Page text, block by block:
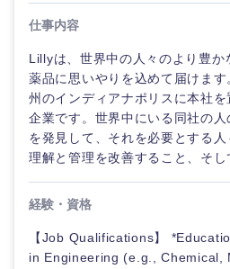
仕事内容
Lillyは、世界中の人々のより豊
薬品に思いやりを込めて届けま
州のインディアナポリスに本社
企業です。世界中にいる同社の
を発見して、それを必要とする
理解と管理を改善すること、そし
経験・資格
【Job Qualifications】
in Engineering (e.g., Chemical,